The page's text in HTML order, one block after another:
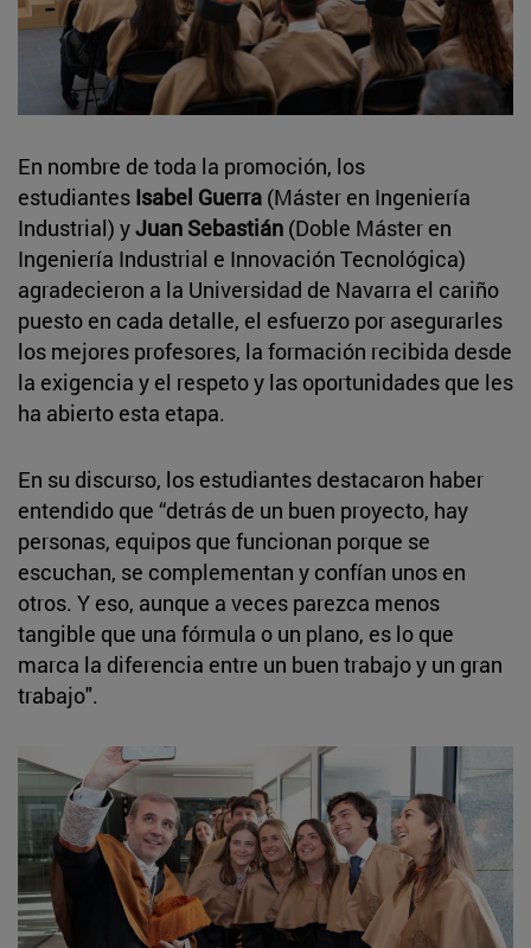
En nombre de toda la promoción, los
estudiantes Isabel Guerra (Máster en Ingeniería
Industrial) yJuan Sebastián (Doble Máster en
Ingeniería Industrial e Innovación Tecnológica)
agradecieron a la Universidad de Navarra el cariño
puesto en cada detalle, el esfuerzo por asegurarles
los mejores profesores, la formación recibida desde
la exigencia y el respeto y las oportunidades que les
ha abierto esta etapa.
En su discurso, los estudiantes destacaron haber
entendido que “detrás de un buen proyecto, hay
personas, equipos que funcionan porque se
escuchan, se complementan y confían unos en
otros. Y eso, aunque a veces parezca menos
tangible que una fórmula o un plano, es lo que
marca la diferencia entre un buen trabajo y un gran
trabajo".